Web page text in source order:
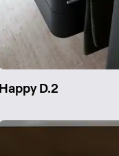
Happy D.2